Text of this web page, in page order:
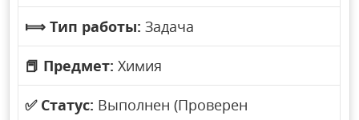
⟾ Тип работы: Задача
📕 Предмет: Химия
✅ Статус: Выполнен (Проверен